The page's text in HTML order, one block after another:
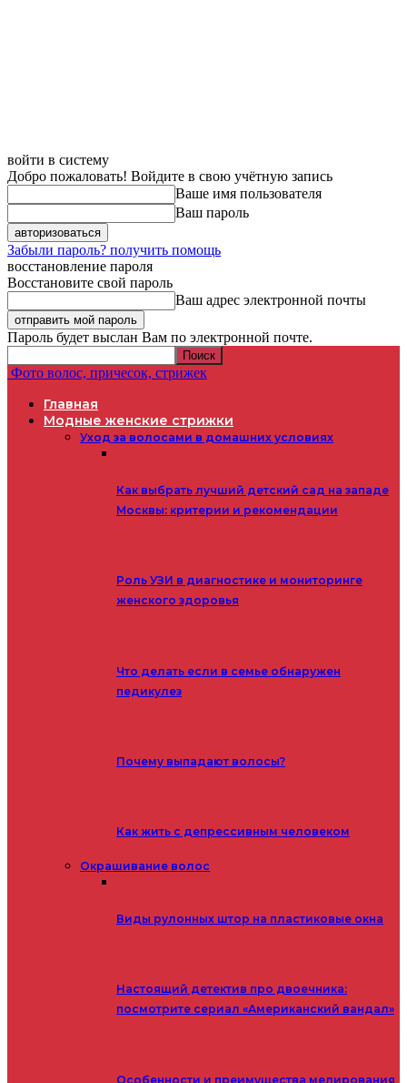
войти в систему
Добро пожаловать! Войдите в свою учётную запись
Ваше имя пользователя
Ваш пароль
Забыли пароль? получить помощь
восстановление пароля
Восстановите свой пароль
Ваш адрес электронной почты
Пароль будет выслан Вам по электронной почте.
Фото волос, причесок, стрижек
Главная
Модные женские стрижки
Уход за волосами в домашних условиях
Как выбрать лучший детский сад на западе
Москвы: критерии и рекомендации
Роль УЗИ в диагностике и мониторинге
женского здоровья
Что делать если в семье обнаружен
педикулез
Почему выпадают волосы?
Как жить с депрессивным человеком
Окрашивание волос
Виды рулонных штор на пластиковые окна
Настоящий детектив про двоечника:
посмотрите сериал «Американский вандал»
Особенности и преимущества мелирования